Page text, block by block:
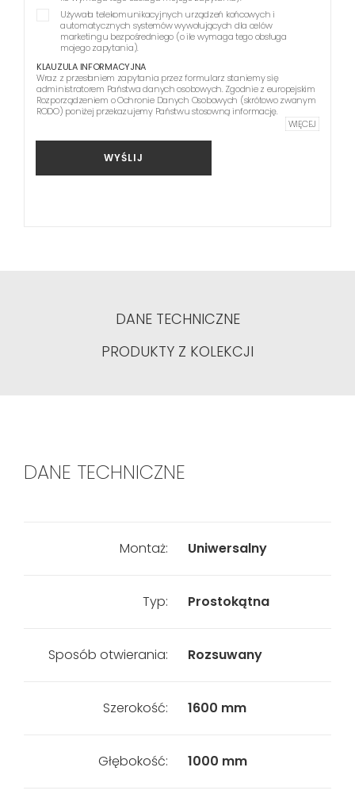
Używała telekomunikacyjnych urządzeń końcowych i
automatycznych systemów wywołujących dla celów
marketingu bezpośredniego (o ile wymaga tego obsługa
mojego zapytania).
KLAUZULA INFORMACYJNA
Wraz z przesłaniem zapytania przez formularz staniemy się
administratorem Państwa danych osobowych. Zgodnie z europejskim
Rozporządzeniem o Ochronie Danych Osobowych (skrótowo zwanym
RODO) poniżej przekazujemy Państwu stosowną informację.
WIĘCEJ
WYŚLIJ
DANE TECHNICZNE
PRODUKTY Z KOLEKCJI
DANE TECHNICZNE
Montaż: Uniwersalny
Typ: Prostokątna
Sposób otwierania: Rozsuwany
Szerokość: 1600 mm
Głębokość: 1000 mm